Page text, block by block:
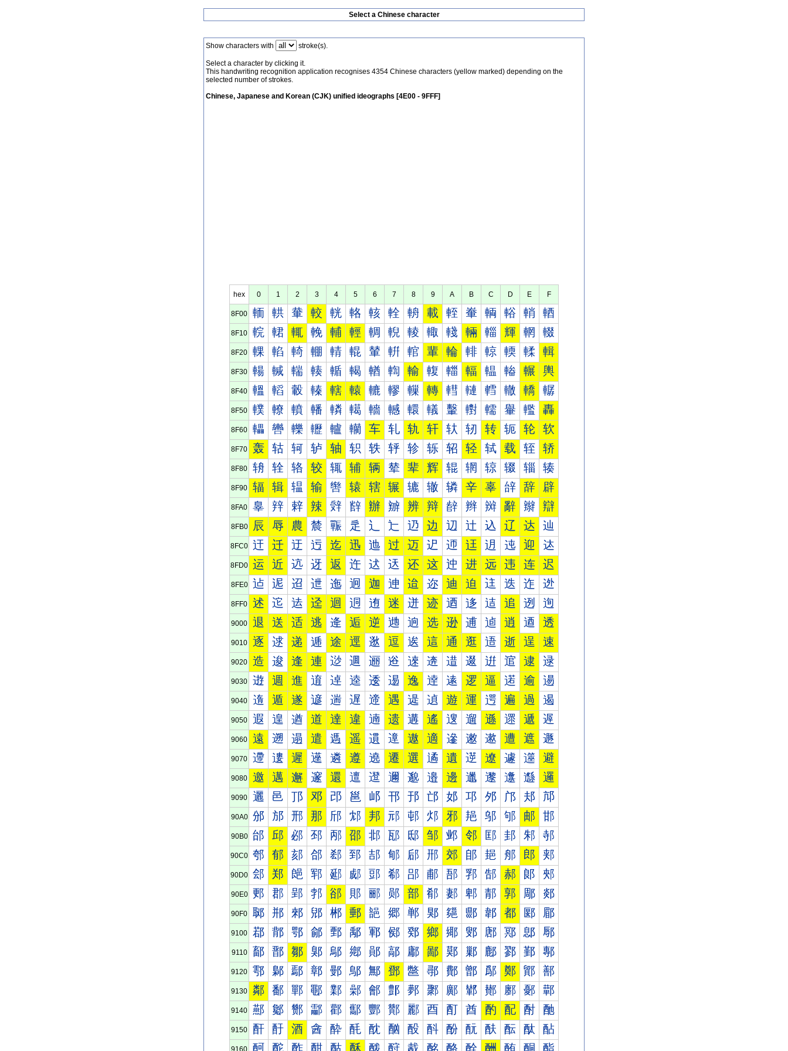
Select a Chinese character
Show characters with stroke(s).
Select a character by clicking it.
This handwriting recognition application recognises 4354 Chinese characters (yellow marked) depending on the
selected number of strokes.
Chinese, Japanese and Korean (CJK) unified ideographs [4E00 - 9FFF]
hex 0 1 2 3 4 5 6 7 8 9 A B C D E F
8F00 輀 輁 輂 較 輄 輅 輆 輇 輈 載 輊 輋 輌 輍 輎 輏
8F10 輐 輑 輒 輓 輔 輕 輖 輗 輘 輙 輚 輛 輜 輝 輞 輟
8F20 輠 輡 輢 輣 輤 輥 輦 輧 輨 輩 輪 輫 輬 輭 輮 輯
8F30 輰 輱 輲 輳 輴 輵 輶 輷 輸 輹 輺 輻 輼 輽 輾 輿
8F40 轀 轁 轂 轃 轄 轅 轆 轇 轈 轉 轊 轋 轌 轍 轎 轏
8F50 轐 轑 轒 轓 轔 轕 轖 轗 轘 轙 轚 轛 轜 轝 轞 轟
8F60 轠 轡 轢 轣 轤 轥 车 轧 轨 轩 轪 轫 转 轭 轮 软
8F70 轰 轱 轲 轳 轴 轵 轶 轷 轸 轹 轺 轻 轼 载 轾 轿
8F80 辀 辁 辂 较 辄 辅 辆 辇 辈 辉 辊 辋 辌 辍 辎 辏
8F90 辐 辑 辒 输 辔 辕 辖 辗 辘 辙 辚 辛 辜 辝 辞 辟
8FA0 辠 辡 辢 辣 辤 辥 辦 辧 辨 辩 辪 辫 辬 辭 辮 辯
8FB0 辰 辱 農 辳 辴 辵 辶 辷 辸 边 辺 辻 込 辽 达 辿
8FC0 迀 迁 迂 迃 迄 迅 迆 过 迈 迉 迊 迋 迌 迍 迎 迏
8FD0 运 近 迒 迓 返 迕 迖 迗 还 这 迚 进 远 违 连 迟
8FE0 迠 迡 迢 迣 迤 迥 迦 迧 迨 迩 迪 迫 迬 迭 迮 迯
8FF0 述 迱 迲 迳 迴 迵 迶 迷 迸 迹 迺 迻 迼 追 迾 迿
9000 退 送 适 逃 逄 逅 逆 逇 逈 选 逊 逋 逌 逍 逎 透
9010 逐 逑 递 逓 途 逕 逖 逗 逘 這 通 逛 逜 逝 逞 速
9020 造 逡 逢 連 逤 逥 逦 逧 逨 逩 逪 逫 逬 逭 逮 逯
9030 逰 週 進 逳 逴 逵 逶 逷 逸 逹 逺 逻 逼 逽 逾 逿
9040 遀 遁 遂 遃 遄 遅 遆 遇 遈 遉 遊 運 遌 遍 過 遏
9050 遐 遑 遒 道 達 違 遖 遗 遘 遙 遚 遛 遜 遝 遞 遟
9060 遠 遡 遢 遣 遤 遥 遦 遧 遨 適 遪 遫 遬 遭 遮 遯
9070 遰 遱 遲 遳 遴 遵 遶 遷 選 遹 遺 遻 遼 遽 遾 避
9080 邀 邁 邂 邃 還 邅 邆 邇 邈 邉 邊 邋 邌 邍 邎 邏
9090 邐 邑 邒 邓 邔 邕 邖 邗 邘 邙 邚 邛 邜 邝 邞 邟
90A0 邠 邡 邢 那 邤 邥 邦 邧 邨 邩 邪 邫 邬 邭 邮 邯
90B0 邰 邱 邲 邳 邴 邵 邶 邷 邸 邹 邺 邻 邼 邽 邾 邿
90C0 郀 郁 郂 郃 郄 郅 郆 郇 郈 郉 郊 郋 郌 郍 郎 郏
90D0 郐 郑 郒 郓 郔 郕 郖 郗 郘 郙 郚 郛 郜 郝 郞 郟
90E0 郠 郡 郢 郣 郤 郥 郦 郧 部 郩 郪 郫 郬 郭 郮 郯
90F0 郰 郱 郲 郳 郴 郵 郶 郷 郸 郹 郺 郻 郼 都 郾 郿
9100 鄀 鄁 鄂 鄃 鄄 鄅 鄆 鄇 鄈 鄉 鄊 鄋 鄌 鄍 鄎 鄏
9110 鄐 鄑 鄒 鄓 鄔 鄕 鄖 鄗 鄘 鄙 鄚 鄛 鄜 鄝 鄞 鄟
9120 鄠 鄡 鄢 鄣 鄤 鄥 鄦 鄧 鄨 鄩 鄪 鄫 鄬 鄭 鄮 鄯
9130 鄰 鄱 鄲 鄳 鄴 鄵 鄶 鄷 鄸 鄹 鄺 鄻 鄼 鄽 鄾 鄿
9140 酀 酁 酂 酃 酄 酅 酆 酇 酈 酉 酊 酋 酌 配 酎 酏
9150 酐 酑 酒 酓 酔 酕 酖 酗 酘 酙 酚 酛 酜 酝 酞 酟
9160 酠 酡 酢 酣 酤 酥 酦 酧 酨 酩 酪 酫 酬 酭 酮 酯